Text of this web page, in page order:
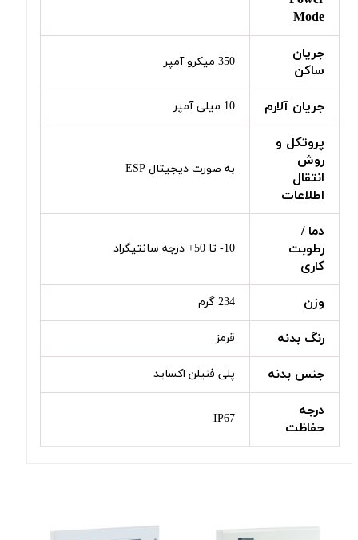
Mode
جریان
ساکن
350 میکرو آمپر
جریان آلارم 10 میلی آمپر
پروتکل و
روش
انتقال
اطلاعات
به صورت دیجیتال ESP
دما /
رطوبت
کاری
10- تا 50+ درجه سانتیگراد
وزن 234 گرم
رنگ بدنه قرمز
جنس بدنه پلی فنیلن اکساید
درجه
حفاظت
IP67